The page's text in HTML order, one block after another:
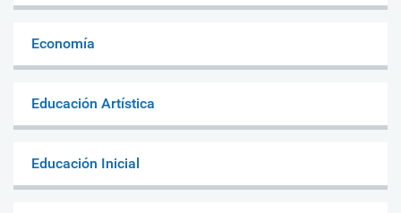
Economía
Educación Artística
Educación Inicial